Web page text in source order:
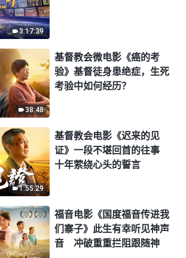
3:17:39
38:48
基督教会微电影《癌的考
验》基督徒身患绝症，生死
考验中如何经历？
1:55:29
基督教会电影《迟来的见
证》一段不堪回首的往事
十年萦绕心头的誓言
福音电影《国度福音传进我
们寨子》此生有幸听见神声
音 冲破重重拦阻跟随神